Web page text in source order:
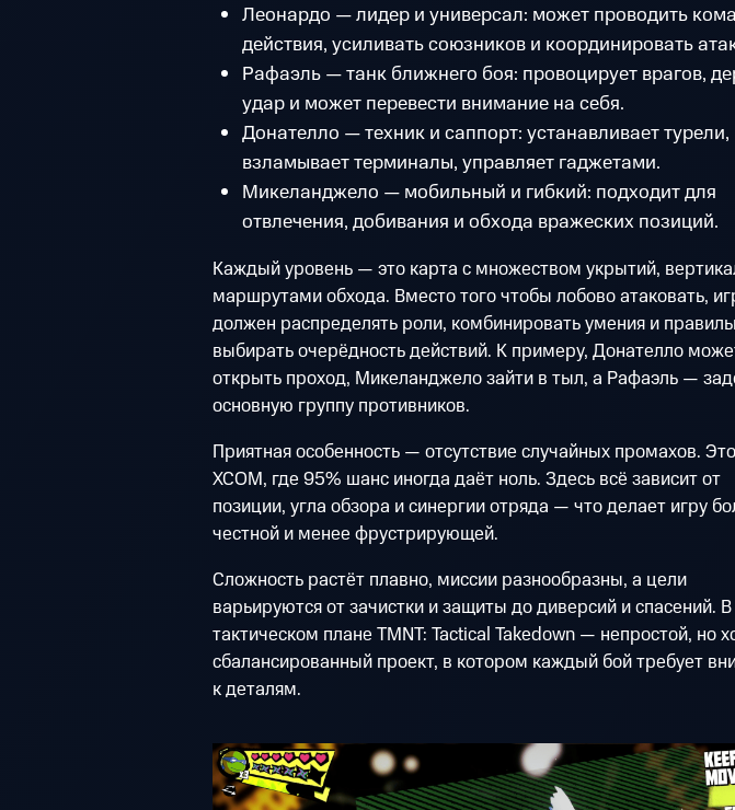
Леонардо — лидер и универсал: может проводить
действия, усиливать союзников и координировать
Рафаэль — танк ближнего боя: провоцирует врагов,
удар и может перевести внимание на себя.
Донателло — техник и саппорт: устанавливает турели,
взламывает терминалы, управляет гаджетами.
Микеланджело — мобильный и гибкий: подходит для
отвлечения, добивания и обхода вражеских позиций.
Каждый уровень — это карта с множеством укрытий,
маршрутами обхода. Вместо того чтобы лобово атаковать,
должен распределять роли, комбинировать умения и
выбирать очерёдность действий. К примеру, Донателло
открыть проход, Микеланджело зайти в тыл, а Рафаэль —
основную группу противников.
Приятная особенность — отсутствие случайных промахов.
XCOM, где 95% шанс иногда даёт ноль. Здесь всё зависит от
позиции, угла обзора и синергии отряда — что делает игру
честной и менее фрустрирующей.
Сложность растёт плавно, миссии разнообразны, а цели
варьируются от зачистки и защиты до диверсий и спасений. В
тактическом плане TMNT: Tactical Takedown — непростой, но
сбалансированный проект, в котором каждый бой требует
к деталям.